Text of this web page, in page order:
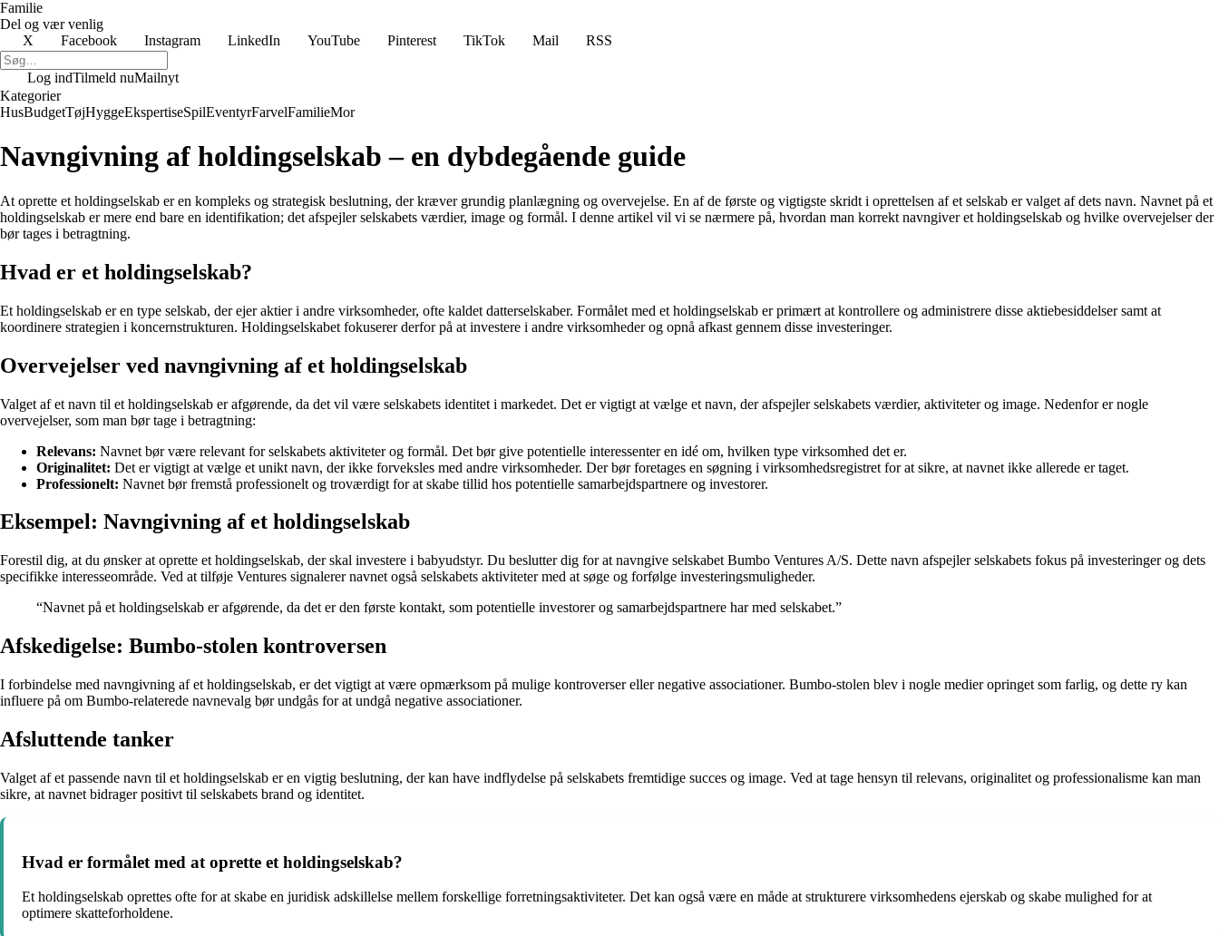
Familie
Del og vær venlig
X
Facebook Instagram LinkedIn YouTube Pinterest TikTok Mail RSS
Log indTilmeld nuMailnyt
Kategorier
HusBudgetTøjHyggeEkspertiseSpilEventyrFarvelFamilieMor
Navngivning af holdingselskab – en dybdegående guide
At oprette et holdingselskab er en kompleks og strategisk beslutning, der kræver grundig planlægning og overvejelse. En af de første og vigtigste skridt i oprettelsen af et selskab er valget af dets navn. Navnet på et
holdingselskab er mere end bare en identifikation; det afspejler selskabets værdier, image og formål. I denne artikel vil vi se nærmere på, hvordan man korrekt navngiver et holdingselskab og hvilke overvejelser der
bør tages i betragtning.
Hvad er et holdingselskab?
Et holdingselskab er en type selskab, der ejer aktier i andre virksomheder, ofte kaldet datterselskaber. Formålet med et holdingselskab er primært at kontrollere og administrere disse aktiebesiddelser samt at
koordinere strategien i koncernstrukturen. Holdingselskabet fokuserer derfor på at investere i andre virksomheder og opnå afkast gennem disse investeringer.
Overvejelser ved navngivning af et holdingselskab
Valget af et navn til et holdingselskab er afgørende, da det vil være selskabets identitet i markedet. Det er vigtigt at vælge et navn, der afspejler selskabets værdier, aktiviteter og image. Nedenfor er nogle
overvejelser, som man bør tage i betragtning:
Relevans: Navnet bør være relevant for selskabets aktiviteter og formål. Det bør give potentielle interessenter en idé om, hvilken type virksomhed det er.
Originalitet: Det er vigtigt at vælge et unikt navn, der ikke forveksles med andre virksomheder. Der bør foretages en søgning i virksomhedsregistret for at sikre, at navnet ikke allerede er taget.
Professionelt: Navnet bør fremstå professionelt og troværdigt for at skabe tillid hos potentielle samarbejdspartnere og investorer.
Eksempel: Navngivning af et holdingselskab
Forestil dig, at du ønsker at oprette et holdingselskab, der skal investere i babyudstyr. Du beslutter dig for at navngive selskabet Bumbo Ventures A/S. Dette navn afspejler selskabets fokus på investeringer og dets
specifikke interesseområde. Ved at tilføje Ventures signalerer navnet også selskabets aktiviteter med at søge og forfølge investeringsmuligheder.
“Navnet på et holdingselskab er afgørende, da det er den første kontakt, som potentielle investorer og samarbejdspartnere har med selskabet.”
Afskedigelse: Bumbo-stolen kontroversen
I forbindelse med navngivning af et holdingselskab, er det vigtigt at være opmærksom på mulige kontroverser eller negative associationer. Bumbo-stolen blev i nogle medier opringet som farlig, og dette ry kan
influere på om Bumbo-relaterede navnevalg bør undgås for at undgå negative associationer.
Afsluttende tanker
Valget af et passende navn til et holdingselskab er en vigtig beslutning, der kan have indflydelse på selskabets fremtidige succes og image. Ved at tage hensyn til relevans, originalitet og professionalisme kan man
sikre, at navnet bidrager positivt til selskabets brand og identitet.
Hvad er formålet med at oprette et holdingselskab?
Et holdingselskab oprettes ofte for at skabe en juridisk adskillelse mellem forskellige forretningsaktiviteter. Det kan også være en måde at strukturere virksomhedens ejerskab og skabe mulighed for at
optimere skatteforholdene.